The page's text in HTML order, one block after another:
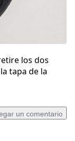
los dos
tapa de la
un comentario